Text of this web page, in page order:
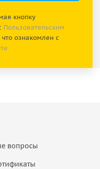
кнопку
Пользовательским
ознакомлен с
вопросы